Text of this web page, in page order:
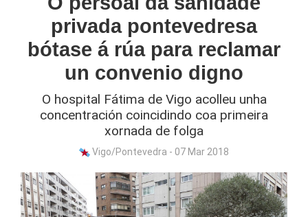
privada pontevedresa
bótase á rúa para reclamar
un convenio digno
O hospital Fátima de Vigo acolleu unha
concentración coincidindo coa primeira
xornada de folga
Vigo/Pontevedra - 07 Mar 2018